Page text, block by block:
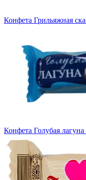
Конфета Грильяжная
Конфета Голубая лагуна